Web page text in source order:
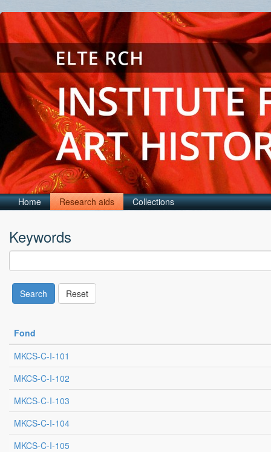
Home Research aids Collections
Keywords
Search Reset
Fond
MKCS-C-I-101
MKCS-C-I-102
MKCS-C-I-103
MKCS-C-I-104
MKCS-C-I-105